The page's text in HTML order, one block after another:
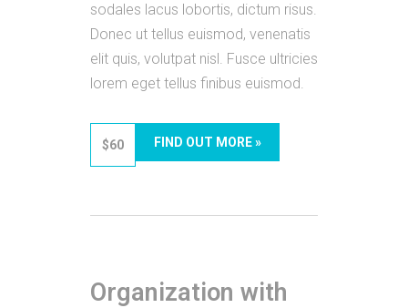
sodales lacus lobortis, dictum risus.
Donec ut tellus euismod, venenatis
elit quis, volutpat nisl. Fusce ultricies
lorem eget tellus finibus euismod.
$60 FIND OUT MORE »
Organization with